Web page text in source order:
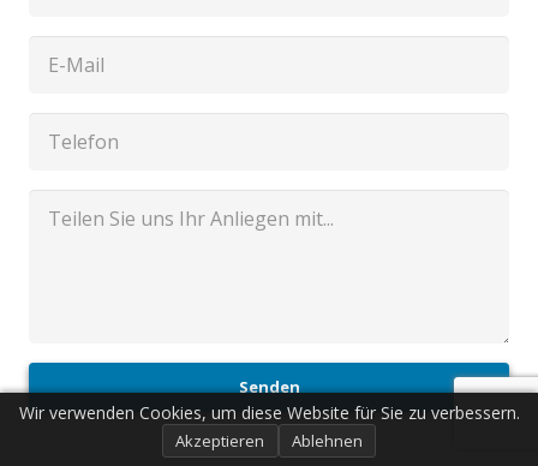
Senden
Wir verwenden Cookies, um diese Website für Sie zu verbessern.
Akzeptieren Ablehnen